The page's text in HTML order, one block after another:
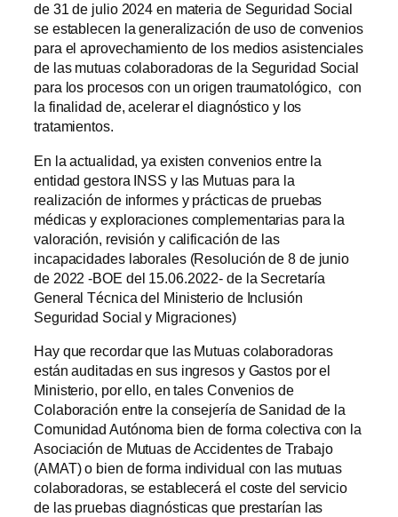
de 31 de julio 2024 en materia de Seguridad Social
se establecen la generalización de uso de convenios
para el aprovechamiento de los medios asistenciales
de las mutuas colaboradoras de la Seguridad Social
para los procesos con un origen traumatológico, con
la finalidad de, acelerar el diagnóstico y los
tratamientos.
En la actualidad, ya existen convenios entre la
entidad gestora INSS y las Mutuas para la
realización de informes y prácticas de pruebas
médicas y exploraciones complementarias para la
valoración, revisión y calificación de las
incapacidades laborales (Resolución de 8 de junio
de 2022 -BOE del 15.06.2022- de la Secretaría
General Técnica del Ministerio de Inclusión
Seguridad Social y Migraciones)
Hay que recordar que las Mutuas colaboradoras
están auditadas en sus ingresos y Gastos por el
Ministerio, por ello, en tales Convenios de
Colaboración entre la consejería de Sanidad de la
Comunidad Autónoma bien de forma colectiva con la
Asociación de Mutuas de Accidentes de Trabajo
(AMAT) o bien de forma individual con las mutuas
colaboradoras, se establecerá el coste del servicio
de las pruebas diagnósticas que prestarían las